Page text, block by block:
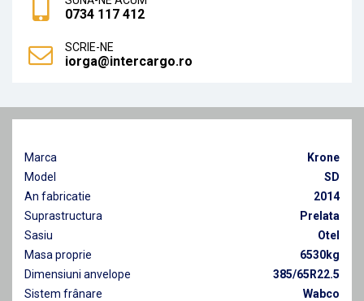
0734 117 412
SCRIE-NE
iorga@intercargo.ro
Marca
Krone
Model
SD
An fabricatie
2014
Suprastructura
Prelata
Sasiu
Otel
Masa proprie
6530kg
Dimensiuni anvelope
385/65R22.5
Sistem frânare
Wabco